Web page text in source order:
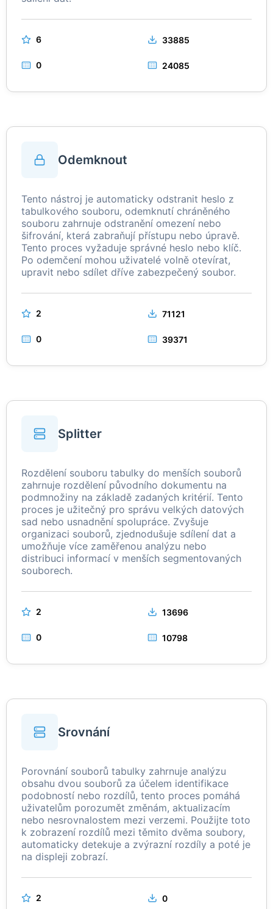
6
0
33885
24085
Odemknout
Tento nástroj je automaticky odstranit heslo z
tabulkového souboru, odemknutí chráněného
souboru zahrnuje odstranění omezení nebo
šifrování, která zabraňují přístupu nebo úpravě.
Tento proces vyžaduje správné heslo nebo klíč.
Po odemčení mohou uživatelé volně otevírat,
upravit nebo sdílet dříve zabezpečený soubor.
2
0
71121
39371
Splitter
Rozdělení souboru tabulky do menších souborů
zahrnuje rozdělení původního dokumentu na
podmnožiny na základě zadaných kritérií. Tento
proces je užitečný pro správu velkých datových
sad nebo usnadnění spolupráce. Zvyšuje
organizaci souborů, zjednodušuje sdílení dat a
umožňuje více zaměřenou analýzu nebo
distribuci informací v menších segmentovaných
souborech.
2
0
13696
10798
Srovnání
Porovnání souborů tabulky zahrnuje analýzu
obsahu dvou souborů za účelem identifikace
podobností nebo rozdílů, tento proces pomáhá
uživatelům porozumět změnám, aktualizacím
nebo nesrovnalostem mezi verzemi. Použijte toto
k zobrazení rozdílů mezi těmito dvěma soubory,
automaticky detekuje a zvýrazní rozdíly a poté je
na displeji zobrazí.
2 0